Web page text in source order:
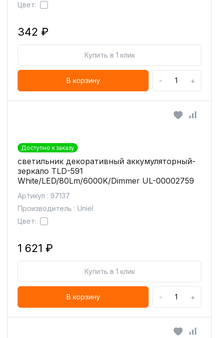
Цвет:
342 ₽
Купить в 1 клик
В корзину - +
Доступно к заказу
светильник декоративный аккумуляторный-
зеркало TLD-591
White/LED/80Lm/6000K/Dimmer UL-00002759
Артикул : 97137
Производитель : Uniel
Цвет:
1 621 ₽
Купить в 1 клик
В корзину - +